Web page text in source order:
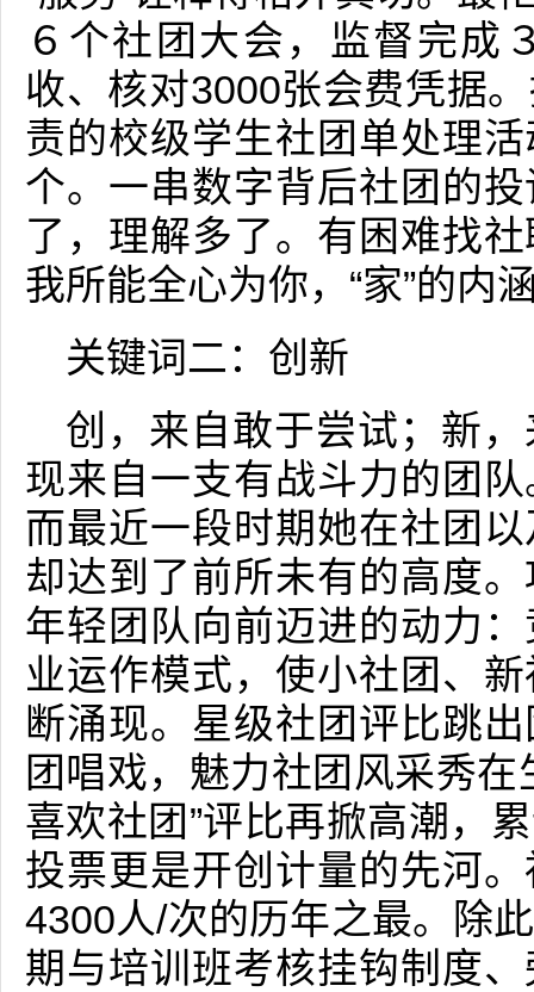
６个社团大会，监督完成
收、核对3000张会费凭据
责的校级学生社团单处理
个。一串数字背后社团的
了，理解多了。有困难找
我所能全心为你，“家”的内
关键词二：创新
创，来自敢于尝试；新
现来自一支有战斗力的团
而最近一段时期她在社团
却达到了前所未有的高度
年轻团队向前迈进的动力
业运作模式，使小社团、
断涌现。星级社团评比跳
团唱戏，魅力社团风采秀
喜欢社团”评比再掀高潮，
投票更是开创计量的先河
4300人/次的历年之最。除
期与培训班考核挂钩制度